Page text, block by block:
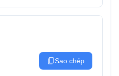
content_copySao chép